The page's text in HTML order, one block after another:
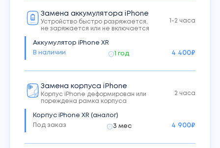
Замена аккумулятора iPhone
Устройство быстро разряжается,
не заряжается или не включается
1-2 часа
Аккумулятор iPhone XR
В наличии
1 год 4 400₽
Замена корпуса iPhone
Корпус iPhone деформирован или
пореждена рамка корпуса
2 часа
Корпус iPhone XR (аналог)
Под заказ
3 мес 4 900₽